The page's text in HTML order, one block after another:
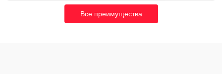
Все преимущества